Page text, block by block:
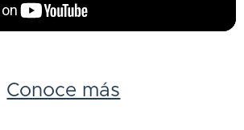
Conoce más